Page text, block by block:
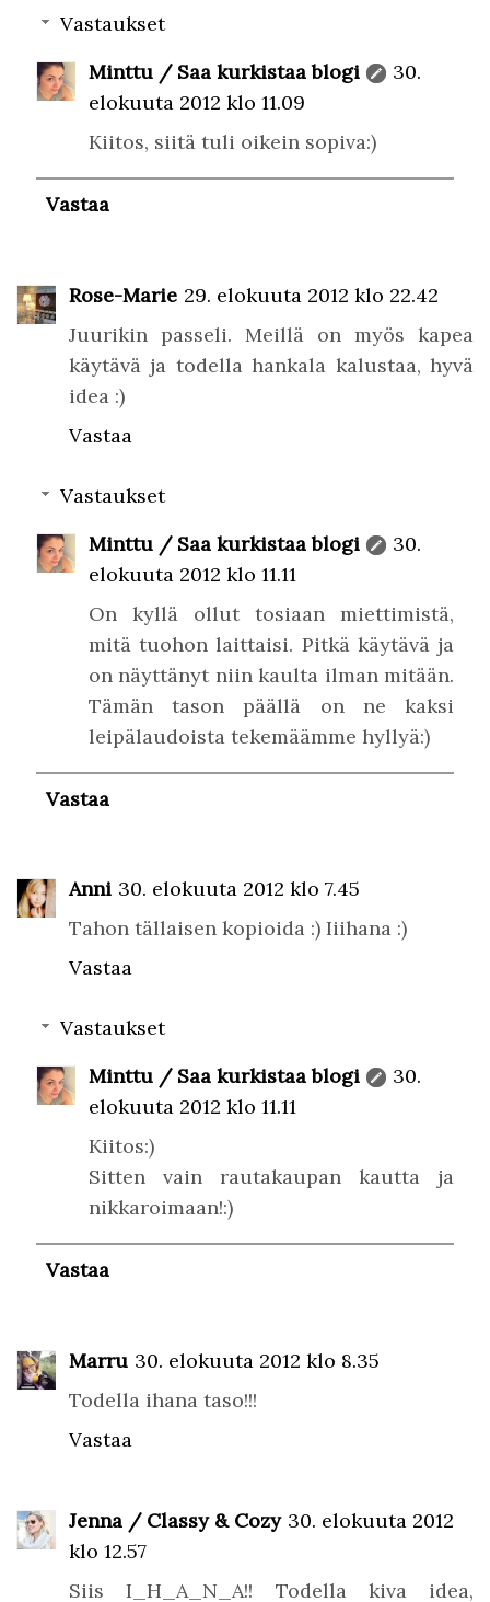
Vastaukset
Minttu / Saa kurkistaa blogi
30.
elokuuta 2012 klo 11.09
Kiitos, siitä tuli oikein sopiva:)
Vastaa
Rose-Marie 29. elokuuta 2012 klo 22.42
Juurikin passeli. Meillä on myös kapea
käytävä ja todella hankala kalustaa, hyvä
idea :)
Vastaa
Vastaukset
Minttu / Saa kurkistaa blogi
30.
elokuuta 2012 klo 11.11
On kyllä ollut tosiaan miettimistä,
mitä tuohon laittaisi. Pitkä käytävä ja
on näyttänyt niin kaulta ilman mitään.
Tämän tason päällä on ne kaksi
leipälaudoista tekemäämme hyllyä:)
Vastaa
Anni 30. elokuuta 2012 klo 7.45
Tahon tällaisen kopioida :) Iiihana :)
Vastaa
Vastaukset
Minttu / Saa kurkistaa blogi
30.
elokuuta 2012 klo 11.11
Kiitos:)
Sitten vain rautakaupan kautta ja
nikkaroimaan!:)
Vastaa
Marru 30. elokuuta 2012 klo 8.35
Todella ihana taso!!!
Vastaa
Jenna / Classy & Cozy 30. elokuuta 2012
klo 12.57
Siis I_H_A_N_A!! Todella kiva idea,